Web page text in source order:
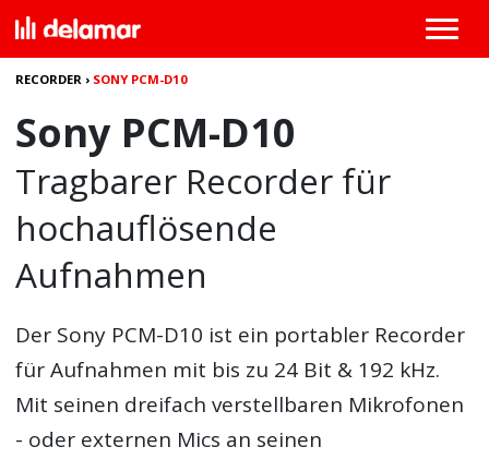
RECORDER › SONY PCM-D10
Sony PCM-D10
Tragbarer Recorder für
hochauflösende
Aufnahmen
Der Sony PCM-D10 ist ein portabler Recorder
für Aufnahmen mit bis zu 24 Bit & 192 kHz.
Mit seinen dreifach verstellbaren Mikrofonen
- oder externen Mics an seinen